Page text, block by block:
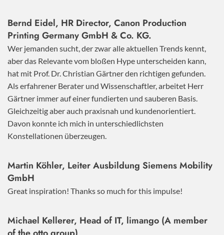
Bernd Eidel, HR Director, Canon Production
Printing Germany GmbH & Co. KG.
Wer jemanden sucht, der zwar alle aktuellen Trends kennt,
aber das Relevante vom bloßen Hype unterscheiden kann,
hat mit Prof. Dr. Christian Gärtner den richtigen gefunden.
Als erfahrener Berater und Wissenschaftler, arbeitet Herr
Gärtner immer auf einer fundierten und sauberen Basis.
Gleichzeitig aber auch praxisnah und kundenorientiert.
Davon konnte ich mich in unterschiedlichsten
Konstellationen überzeugen.
Martin Köhler, Leiter Ausbildung Siemens Mobility
GmbH
Great inspiration! Thanks so much for this impulse!
Michael Kellerer, Head of IT, limango (A member